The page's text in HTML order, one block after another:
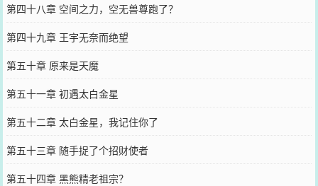
第四十八章 空间之力，空无兽尊跑了？
第四十九章 王宇无奈而绝望
第五十章 原来是天魔
第五十一章 初遇太白金星
第五十二章 太白金星，我记住你了
第五十三章 随手捉了个招财使者
第五十四章 黑熊精老祖宗？